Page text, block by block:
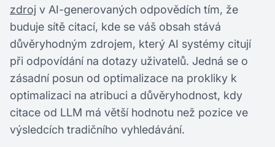
zdroj v AI-generovaných odpovědích tím, že
buduje sítě citací, kde se váš obsah stává
důvěryhodným zdrojem, který AI systémy citují
při odpovídání na dotazy uživatelů. Jedná se o
zásadní posun od optimalizace na prokliky k
optimalizaci na atribuci a důvěryhodnost, kdy
citace od LLM má větší hodnotu než pozice ve
výsledcích tradičního vyhledávání.